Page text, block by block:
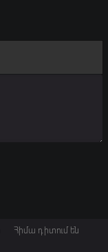
Հիմա դիտում են